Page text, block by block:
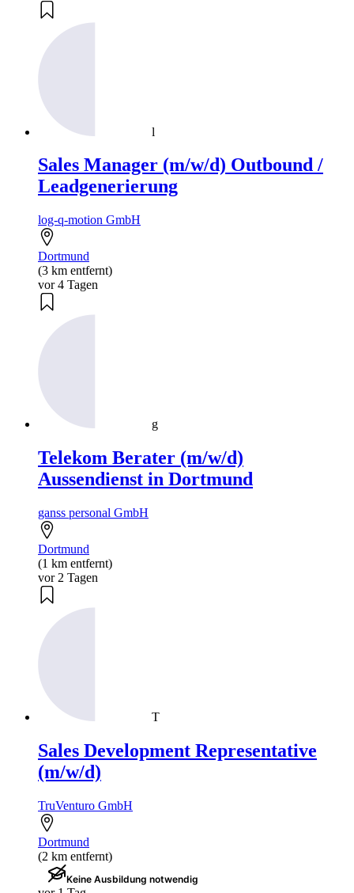
l
Sales Manager (m/w/d) Outbound /
Leadgenerierung
log-q-motion GmbH
Dortmund
(3 km entfernt)
vor 4 Tagen
g
Telekom Berater (m/w/d)
Aussendienst in Dortmund
ganss personal GmbH
Dortmund
(1 km entfernt)
vor 2 Tagen
T
Sales Development Representative
(m/w/d)
TruVenturo GmbH
Dortmund
(2 km entfernt)
Keine Ausbildung notwendig